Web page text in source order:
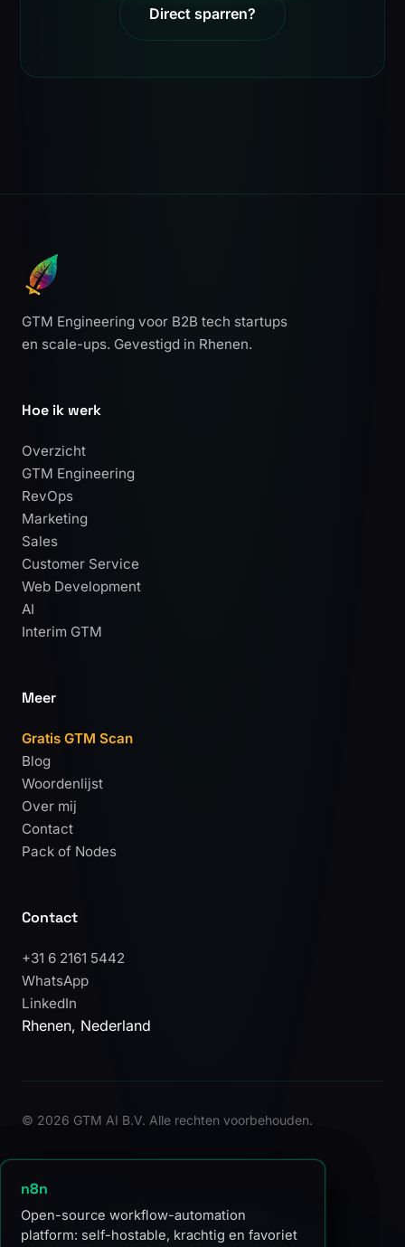
Direct sparren?
GTM Engineering voor B2B tech startups
en scale-ups. Gevestigd in Rhenen.
Hoe ik werk
Overzicht
GTM Engineering
RevOps
Marketing
Sales
Customer Service
Web Development
AI
Interim GTM
Meer
Gratis GTM Scan
Blog
Woordenlijst
Over mij
Contact
Pack of Nodes
Contact
+31 6 2161 5442
WhatsApp
LinkedIn
Rhenen, Nederland
© 2026 GTM AI B.V. Alle rechten voorbehouden.
Clay
Clay is een GTM-data orkestratietool die
enrichment, AI-personalisatie en signal
GTM Engineering
De discipline waarin technische bouwers
omzetsystemen ontwerpen en
n8n
Open-source workflow-automation
platform: self-hostable, krachtig en favoriet